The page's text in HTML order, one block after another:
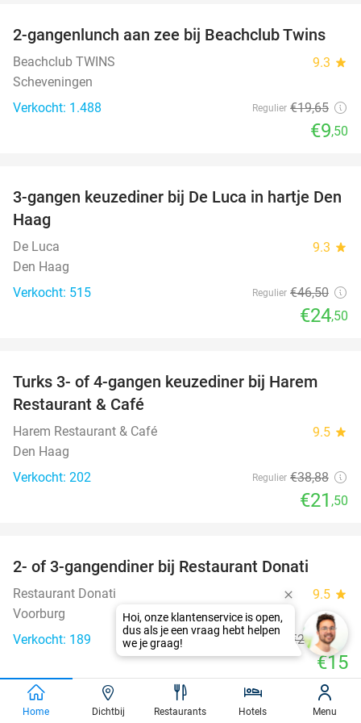
52%
2-gangenlunch aan zee bij Beachclub Twins
Beachclub TWINS 9.3 star
Scheveningen
Verkocht: 1.488
Regulier €19,65
€9,50
47%
3-gangen keuzediner bij De Luca in hartje Den
Haag
De Luca 9.3 star
Den Haag
Verkocht: 515
Regulier €46,50
€24,50
45%
Turks 3- of 4-gangen keuzediner bij Harem
Restaurant & Café
Harem Restaurant & Café 9.5 star
Den Haag
Verkocht: 202
Regulier €38,88
€21 ,50
2- of 3-gangendiner bij Restaurant Donati
Restaurant Donati 9.5 star
Voorburg
Verkocht: 189
Regulier €25,60
€15
favorite_border
Home Dichtbij Restaurants Hotels Menu
Hoi, onze klantenservice is open,
dus als je een vraag hebt helpen
we je graag!